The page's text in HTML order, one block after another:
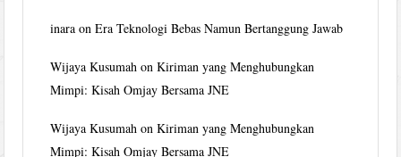
inara onEra Teknologi Bebas Namun Bertanggung Jawab
Wijaya Kusumah onKiriman yang Menghubungkan
Mimpi: Kisah Omjay Bersama JNE
Wijaya Kusumah onKiriman yang Menghubungkan
Mimpi: Kisah Omjay Bersama JNE